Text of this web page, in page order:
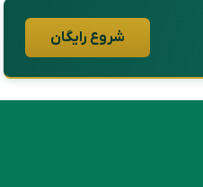
شروع رایگان